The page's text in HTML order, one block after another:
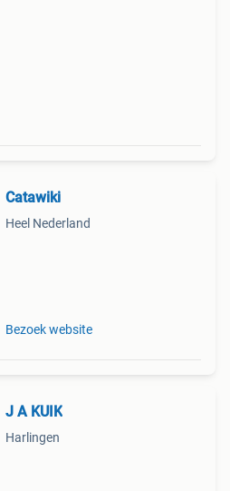
Catawiki
Heel Nederland
Bezoek website
J A KUIK
Harlingen